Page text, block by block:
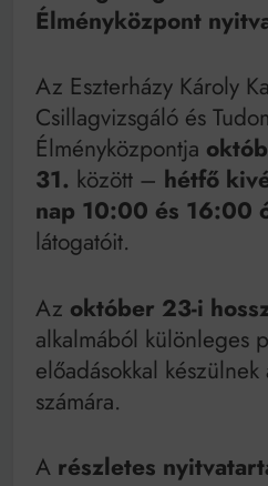
Mindenki a világot akarja uralni –
as években
működik, ha jól van felújítva
Élményközpont
Az Eszterházy Károly
Csillagvizsgáló és
Élményközpontja
31. között – hétfő
nap 10:00 és 16:00
látogatóit.
Az október 23-i
alkalmából különleges
előadásokkal
számára.
A részletes